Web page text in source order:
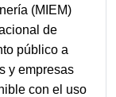
(MIEM)
de
público a
y empresas
con el uso